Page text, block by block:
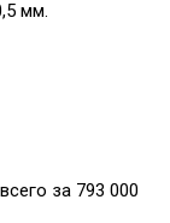
мм.
за 793 000